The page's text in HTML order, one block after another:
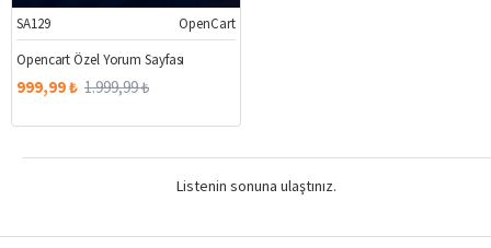
%50
SA129
OpenCart
Opencart Özel Yorum Sayfası
999,99 ₺ 1.999,99 ₺
Listenin sonuna ulaştınız.